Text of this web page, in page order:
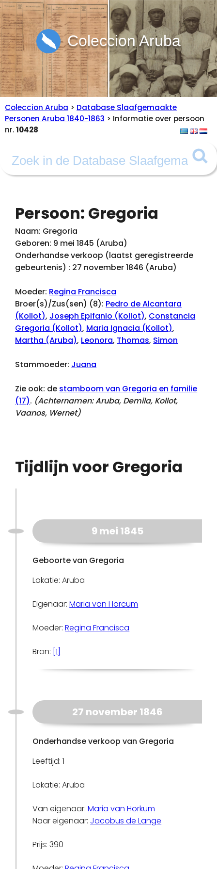
Coleccion Aruba
Coleccion Aruba > Database Slaafgemaakte
Personen Aruba 1840-1863 > Informatie over persoon
nr.10428
Persoon: Gregoria
Naam: Gregoria
Geboren: 9 mei 1845 (Aruba)
Onderhandse verkoop (laatst geregistreerde
gebeurtenis) : 27 november 1846 (Aruba)
Moeder: Regina Francisca
Broer(s)/Zus(sen) (8): Pedro de Alcantara
(Kollot), Joseph Epifanio (Kollot), Constancia
Gregoria (Kollot), Maria Ignacia (Kollot),
Martha (Aruba), Leonora, Thomas, Simon
Stammoeder: Juana
Zie ook: de stamboom van Gregoria en familie
(17). (Achternamen:Aruba, Demila, Kollot,
Vaanos, Wernet)
Tijdlijn voor Gregoria
9 mei 1845
Geboorte van Gregoria
Lokatie: Aruba
Eigenaar:Maria van Horcum
Moeder:Regina Francisca
Bron: [1]
27 november 1846
Onderhandse verkoop van Gregoria
Leeftijd: 1
Lokatie: Aruba
Van eigenaar:Maria van Horkum
Naar eigenaar: Jacobus de Lange
Prijs: 390